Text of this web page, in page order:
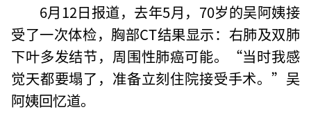
6月12日报道，去年5月，70岁的吴阿姨接
受了一次体检，胸部CT结果显示：右肺及双肺
下叶多发结节，周围性肺癌可能。“当时我感
觉天都要塌了，准备立刻住院接受手术。”吴
阿姨回忆道。